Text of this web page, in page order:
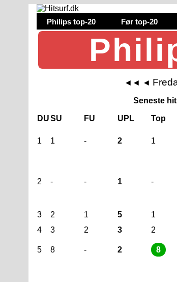
Philips top-20 Før top-20
◄◄ ◄
Seneste
DUSU FU UPL Top
1 1 - 2 1
2 - - 1 -
3 2 1 5 1
4
3 2 3 2
5 8 - 2 8